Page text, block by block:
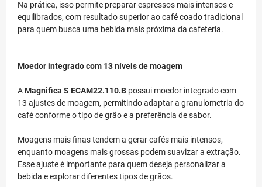
Na prática, isso permite preparar espressos mais intensos e
equilibrados, com resultado superior ao café coado tradicional
para quem busca uma bebida mais próxima da cafeteria.
Moedor integrado com 13 níveis de moagem
AMagnifica S ECAM22.110.B possui moedor integrado com
13 ajustes de moagem, permitindo adaptar a granulometria do
café conforme o tipo de grão e a preferência de sabor.
Moagens mais finas tendem a gerar cafés mais intensos,
enquanto moagens mais grossas podem suavizar a extração.
Esse ajuste é importante para quem deseja personalizar a
bebida e explorar diferentes tipos de grãos.